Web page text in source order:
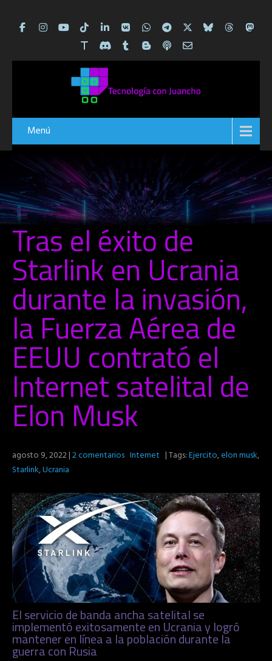
Menú
Tras el éxito de
Starlink en Ucrania
durante la invasión,
la Fuerza Aérea de
EEUU contrató el
Internet satelital de
Elon Musk
agosto 9, 2022|2 comentarios Internet | Tags:Ejercito,elon musk,
Starlink,Ucrania
El servicio de banda ancha satelital se
implementó exitosamente en Ucrania y logró
mantener en línea a la población durante la
guerra con Rusia